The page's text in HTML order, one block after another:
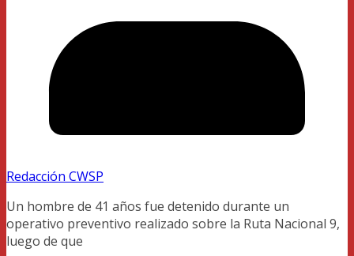
Redacción CWSP
Un hombre de 41 años fue detenido durante un
operativo preventivo realizado sobre la Ruta Nacional 9,
luego de que